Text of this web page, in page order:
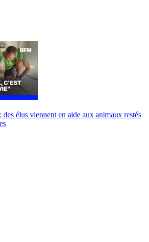
élus viennent en aide aux animaux restés